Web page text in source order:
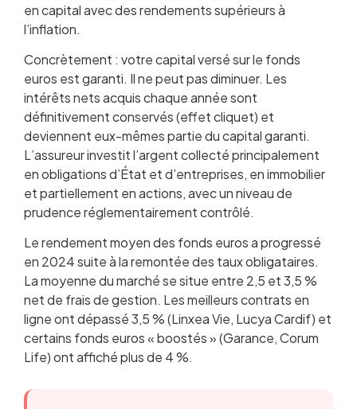
en capital avec des rendements supérieurs à
l’inflation.
Concrètement : votre capital versé sur le fonds
euros est garanti. Il ne peut pas diminuer. Les
intérêts nets acquis chaque année sont
définitivement conservés (effet cliquet) et
deviennent eux-mêmes partie du capital garanti.
L’assureur investit l’argent collecté principalement
en obligations d’État et d’entreprises, en immobilier
et partiellement en actions, avec un niveau de
prudence réglementairement contrôlé.
Le rendement moyen des fonds euros a progressé
en 2024 suite à la remontée des taux obligataires.
La moyenne du marché se situe entre 2,5 et 3,5 %
net de frais de gestion. Les meilleurs contrats en
ligne ont dépassé 3,5 % (Linxea Vie, Lucya Cardif) et
certains fonds euros « boostés » (Garance, Corum
Life) ont affiché plus de 4 %.